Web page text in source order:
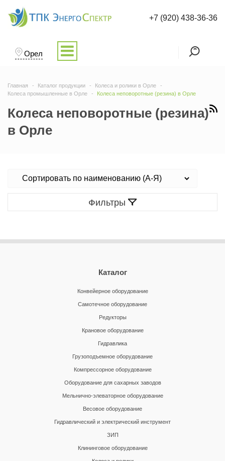
Орел
+7 (920) 438-36-36
Главная Каталог продукции
Колеса и ролики в Орле
Колеса промышленные в Орле
Колеса неповоротные (резина) в Орле
Колеса неповоротные (резина)
в Орле
Фильтры
Каталог
Конвейерное оборудование
Самотечное оборудование
Редукторы
Крановое оборудование
Гидравлика
Грузоподъемное оборудование
Компрессорное оборудование
Оборудование для сахарных заводов
Мельнично-элеваторное оборудование
Весовое оборудование
Гидравлический и электрический инструмент
ЗИП
Клининговое оборудование